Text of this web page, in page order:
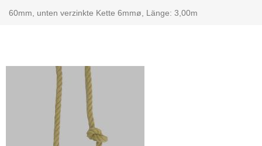
60mm, unten verzinkte Kette 6mmø, Länge: 3,00m